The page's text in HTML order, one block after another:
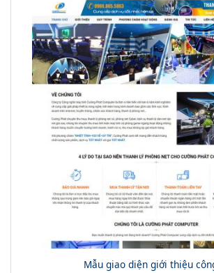
Mẫu giao diện giới thiệu